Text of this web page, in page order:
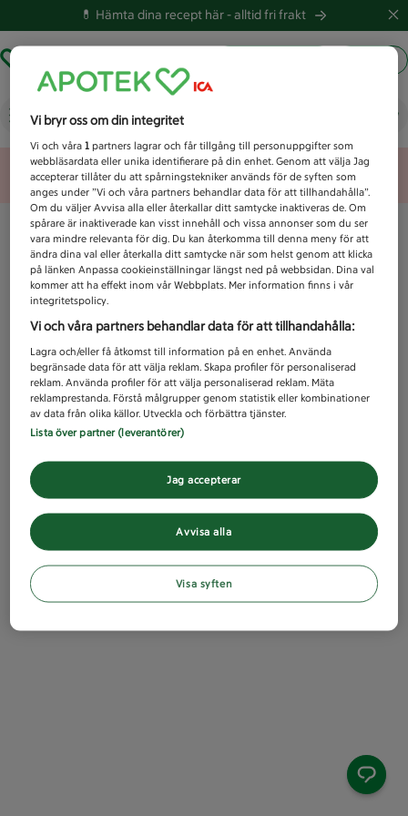
💊 Hämta dina recept här -alltid fri frakt
Vad letar du efter idag?
Unknown error
Vi bryr oss om din integritet
Vi och våra1 partners lagrar och får tillgång till personuppgifter som
webbläsardata eller unika identifierare på din enhet. Genom att välja Jag
accepterar tillåter du att spårningstekniker används för de syften som
anges under ”Vi och våra partners behandlar data för att tillhandahålla”.
Om du väljer Avvisa alla eller återkallar ditt samtycke inaktiveras de. Om
spårare är inaktiverade kan visst innehåll och vissa annonser som du ser
vara mindre relevanta för dig. Du kan återkomma till denna meny för att
ändra dina val eller återkalla ditt samtycke när som helst genom att klicka
på länken Anpassa cookieinställningar längst ned på webbsidan. Dina val
kommer att ha effekt inom vår Webbplats. Mer information finns i vår
integritetspolicy.
Vi och våra partners behandlar data för att tillhandahålla:
Lagra och/eller få åtkomst till information på en enhet. Använda
begränsade data för att välja reklam. Skapa profiler för personaliserad
reklam. Använda profiler för att välja personaliserad reklam. Mäta
reklamprestanda. Förstå målgrupper genom statistik eller kombinationer
av data från olika källor. Utveckla och förbättra tjänster.
Lista över partner (leverantörer)
Avvisa alla
Jag accepterar
Visa syften